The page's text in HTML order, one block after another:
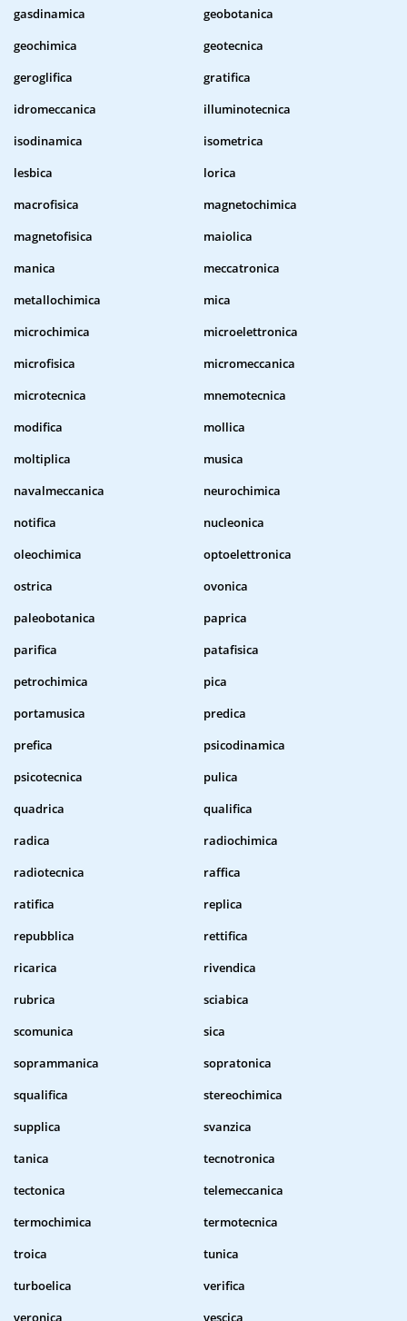
gasdinamica
geobotanica
geochimica
geotecnica
geroglifica
gratifica
idromeccanica
illuminotecnica
isodinamica
isometrica
lesbica
lorica
macrofisica
magnetochimica
magnetofisica
maiolica
manica
meccatronica
metallochimica
mica
microchimica
microelettronica
microfisica
micromeccanica
microtecnica
mnemotecnica
modifica
mollica
moltiplica
musica
navalmeccanica
neurochimica
notifica
nucleonica
oleochimica
optoelettronica
ostrica
ovonica
paleobotanica
paprica
parifica
patafisica
petrochimica
pica
portamusica
predica
prefica
psicodinamica
psicotecnica
pulica
quadrica
qualifica
radica
radiochimica
radiotecnica
raffica
ratifica
replica
repubblica
rettifica
ricarica
rivendica
rubrica
sciabica
scomunica
sica
soprammanica
sopratonica
squalifica
stereochimica
supplica
svanzica
tanica
tecnotronica
tectonica
telemeccanica
termochimica
termotecnica
troica
tunica
turboelica
verifica
veronica
vescica